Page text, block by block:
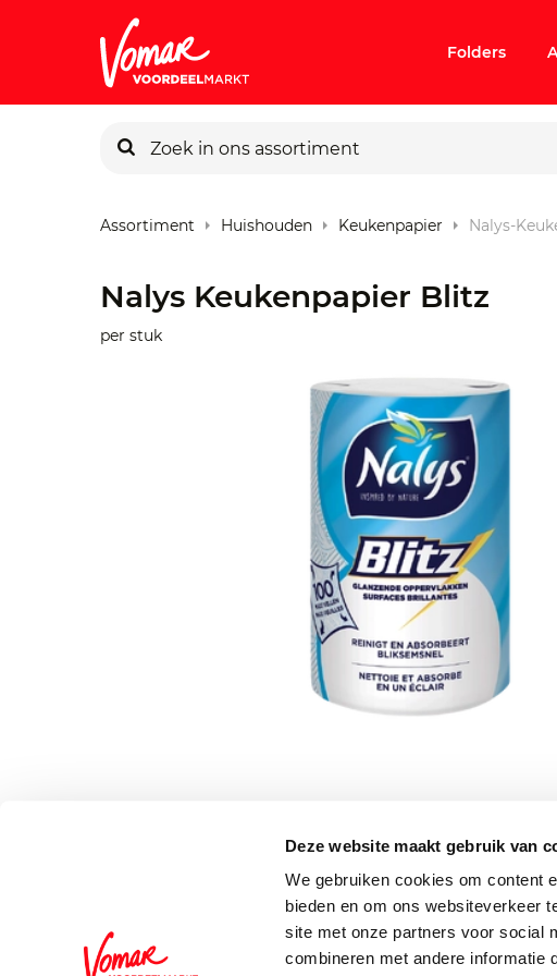
Deze website maakt gebruik van
We gebruiken cookies om content
bieden en om ons websiteverkeer
site met onze partners voor social
combineren met andere informatie
Pincode vergeten
Folders
Assortiment Huishouden Keukenpapier Nalys-
Nalys Keukenpapier Blitz
per stuk
Schrijf je in voor de